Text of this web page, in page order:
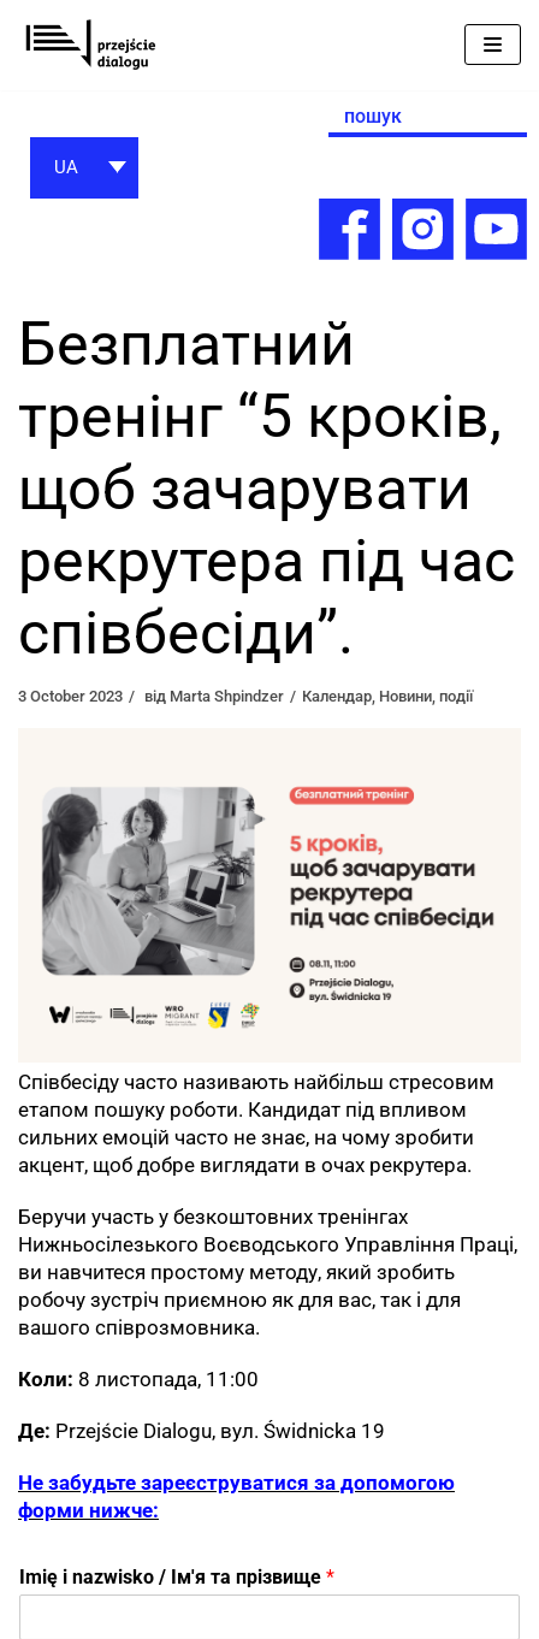
Перейти
до
Search
for:
UA
Безплатний
тренінг “5 кроків,
щоб зачарувати
рекрутера під час
співбесіди”.
3 October 2023 від Marta Shpindzer Календар Новини події
Співбесіду часто називають найбільш стресовим
етапом пошуку роботи. Кандидат під впливом
сильних емоцій часто не знає, на чому зробити
акцент, щоб добре виглядати в очах рекрутера.
Беручи участь у безкоштовних тренінгах
Нижньосілезького Воєводського Управління Праці,
ви навчитеся простому методу, який зробить
робочу зустріч приємною як для вас, так і для
вашого співрозмовника.
Коли: 8 листопада, 11:00
Де: Przejście Dialogu, вул. Świdnicka 19
Не забудьте зареєструватися за допомогою
форми нижче:
Imię i nazwisko / Ім'я та прізвище *